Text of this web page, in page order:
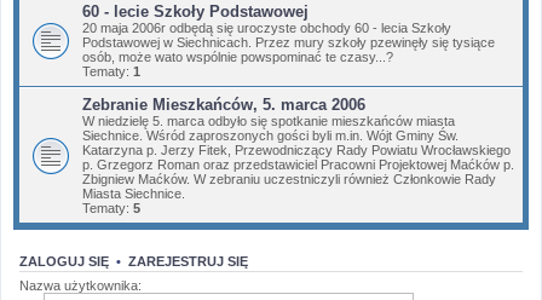
60 - lecie Szkoły Podstawowej
20 maja 2006r odbędą się uroczyste obchody 60 - lecia Szkoły
Podstawowej w Siechnicach. Przez mury szkoły pzewinęły się tysiące
osób, może wato wspólnie powspominać te czasy...?
Tematy: 1
Zebranie Mieszkańców, 5. marca 2006
W niedzielę 5. marca odbyło się spotkanie mieszkańców miasta
Siechnice. Wśród zaproszonych gości byli m.in. Wójt Gminy Św.
Katarzyna p. Jerzy Fitek, Przewodniczący Rady Powiatu Wrocławskiego
p. Grzegorz Roman oraz przedstawiciel Pracowni Projektowej Maćków p.
Zbigniew Maćków. W zebraniu uczestniczyli również Członkowie Rady
Miasta Siechnice.
Tematy: 5
ZALOGUJ SIĘ • ZAREJESTRUJ SIĘ
Nazwa użytkownika: